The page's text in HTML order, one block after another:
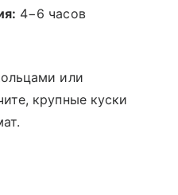
4−6 часов
или
крупные куски